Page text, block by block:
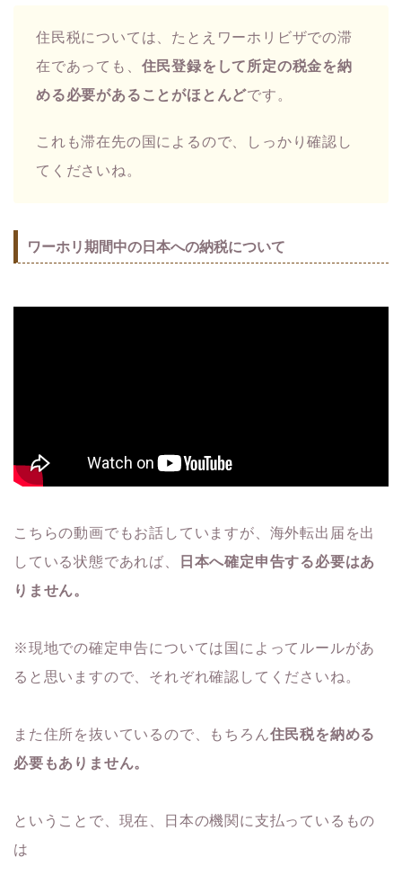
住民税については、たとえワーホリビザでの滞
在であっても、 住民登録をして所定の税金を納
める必要があることがほとんどです。
これも滞在先の国によるので、しっかり確認し
てくださいね。
ワーホリ期間中の日本への納税について
こちらの動画でもお話していますが、海外転出届を出
している状態であれば、
日本へ確定申告する必要はあ
りません。
※現地での確定申告については国によってルールがあ
ると思いますので、それぞれ確認してくださいね。
また住所を抜いているので、もちろん住民税を納める
必要もありません。
ということで、現在、日本の機関に支払っているもの
は